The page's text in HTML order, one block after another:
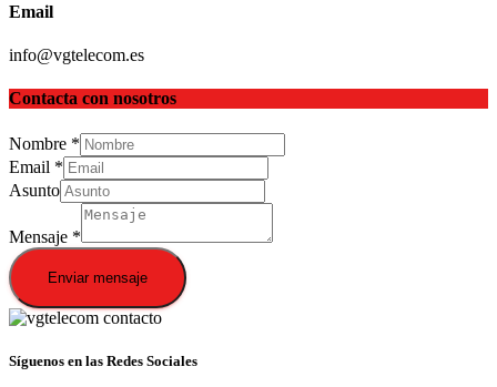
Email
info@vgtelecom.es
Contacta con nosotros
Nombre *
Email *
Asunto
Mensaje *
Enviar mensaje
Síguenos en las Redes Sociales